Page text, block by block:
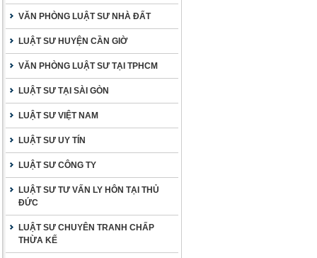
VĂN PHÒNG LUẬT SƯ NHÀ ĐẤT
LUẬT SƯ HUYỆN CẦN GIỜ
VĂN PHÒNG LUẬT SƯ TẠI TPHCM
LUẬT SƯ TẠI SÀI GÒN
LUẬT SƯ VIỆT NAM
LUẬT SƯ UY TÍN
LUẬT SƯ CÔNG TY
LUẬT SƯ TƯ VẤN LY HÔN TẠI THỦ
ĐỨC
LUẬT SƯ CHUYÊN TRANH CHẤP
THỪA KẾ